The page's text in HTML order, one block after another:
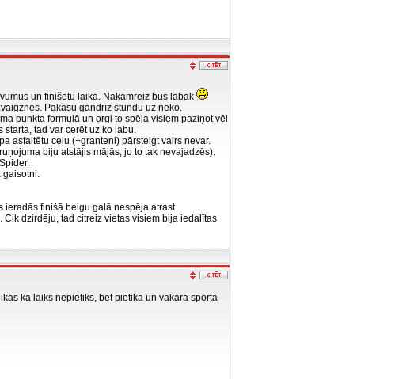
un finišētu laikā. Nākamreiz būs labāk
Pakāsu gandrīz stundu uz neko.
punkta formulā un orgi to spēja visiem paziņot vēl
tad var cerēt uz ko labu.
asfaltētu ceļu (+granteni) pārsteigt vairs nevar.
biju atstājis mājās, jo to tak nevajadzēs).
gaisotni.
ieradās finišā beigu galā nespēja atrast
dzirdēju, tad citreiz vietas visiem bija iedalītas
ka laiks nepietiks, bet pietika un vakara sporta